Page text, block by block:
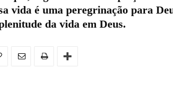
vida é uma peregrinação para
da vida em Deus.